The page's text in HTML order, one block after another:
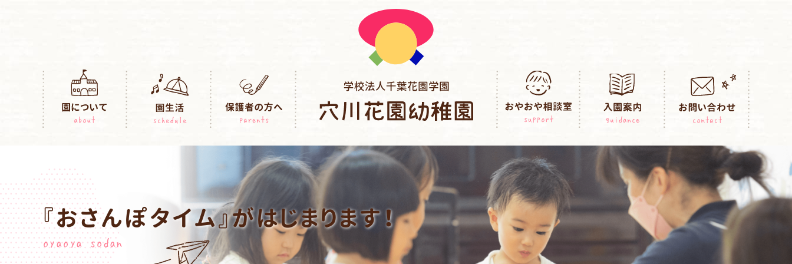
『おさんぽタイム』がはじまります！
oyaoya sodan